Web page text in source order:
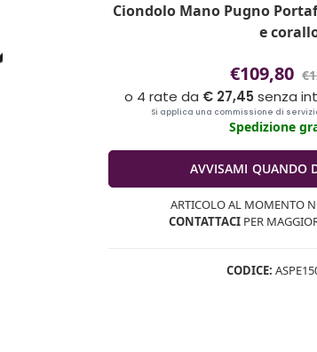
Ciondolo Mano Pugno
e
€109,80
Spedizione
ARTICOLO AL MOMENTO
CONTATTACI PER
CODICE: